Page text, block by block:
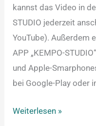
kannst das Video in
STUDIO jederzeit
YouTube). Außerdem
APP „KEMPO-
und Apple-
bei Google-Play oder
Weiterlesen »